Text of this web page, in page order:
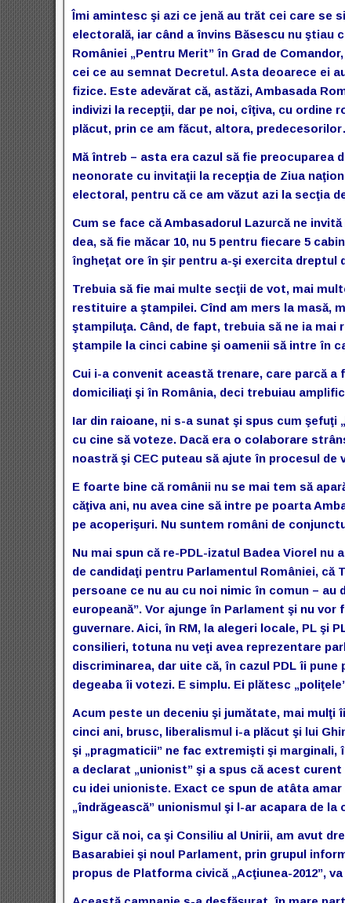
Îmi amintesc şi azi ce jenă au trăt cei care se
electorală, iar când a învins Băsescu nu ştiau
României „Pentru Merit” în Grad de
cei ce au semnat Decretul. Asta deoarece ei
fizice. Este adevărat că, astăzi, Ambasada
indivizi la recepţii, dar pe noi, cîţiva, cu ordine
plăcut, prin ce am făcut, altora,
Mă întreb – asta era cazul să fie preocuparea
neonorate cu invitaţii la recepţia de Ziua
electoral, pentru că ce am văzut azi la secţia
Cum se face că Ambasadorul Lazurcă ne
dea, să fie măcar 10, nu 5 pentru fiecare 5
îngheţat ore în şir pentru a-şi exercita dreptul
Trebuia să fie mai multe secţii de vot, mai
restituire a ştampilei. Cînd am mers la masă,
ştampiluţa. Când, de fapt, trebuia să ne ia mai
ştampile la cinci cabine şi oamenii să intre în
Cui i-a convenit această trenare, care parcă
domiciliaţi şi în România, deci trebuiau
Iar din raioane, ni s-a sunat şi spus cum şefuţi
cu cine să voteze. Dacă era o colaborare
noastră şi CEC puteau să ajute în procesul de
E foarte bine că românii nu se mai tem să
căţiva ani, nu avea cine să intre pe poarta
pe acoperişuri. Nu suntem români de
Nu mai spun că re-PDL-izatul Badea Viorel
de candidaţi pentru Parlamentul României,
persoane ce nu au cu noi nimic în comun –
europeană”. Vor ajunge în Parlament şi nu
guvernare. Aici, în RM, la alegeri locale, PL şi
consilieri, totuna nu veţi avea reprezentare
discriminarea, dar uite că, în cazul PDL îi
degeaba îi votezi. E simplu. Ei plătesc
Acum peste un deceniu şi jumătate, mai mulţi
cinci ani, brusc, liberalismul i-a plăcut şi lui
şi „pragmaticii” ne fac extremişti şi marginali,
a declarat „unionist” şi a spus că acest
cu idei unioniste. Exact ce spun de atâta
„îndrăgească” unionismul şi l-ar acapara de
Sigur că noi, ca şi Consiliu al Unirii, am avut
Basarabiei şi noul Parlament, prin grupul
propus de Platforma civică „Acţiunea-2012”,